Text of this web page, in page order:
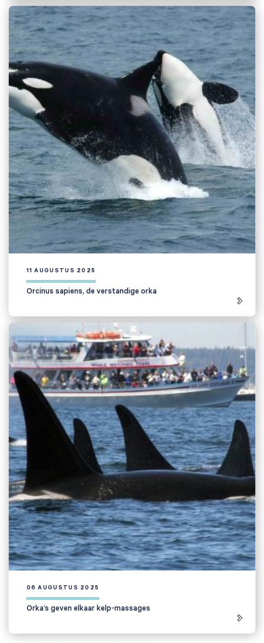
11 AUGUSTUS 2025
Orcinus sapiens, de verstandige orka
06 AUGUSTUS 2025
Orka’s geven elkaar kelp-massages